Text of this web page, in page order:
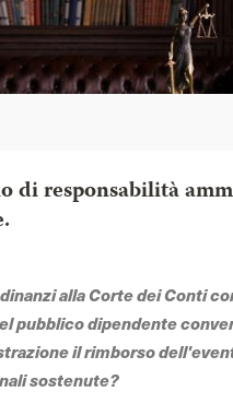
di responsabilità
alla Corte dei Conti
pubblico dipendente
il rimborso
sostenute?